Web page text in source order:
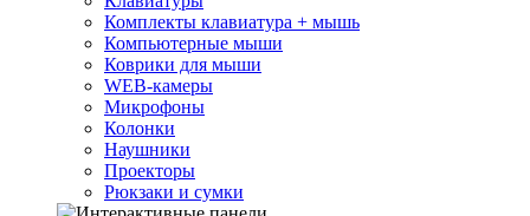
Комплекты клавиатура + мышь
Компьютерные мыши
Коврики для мыши
WEB-камеры
Микрофоны
Колонки
Наушники
Проекторы
Рюкзаки и сумки